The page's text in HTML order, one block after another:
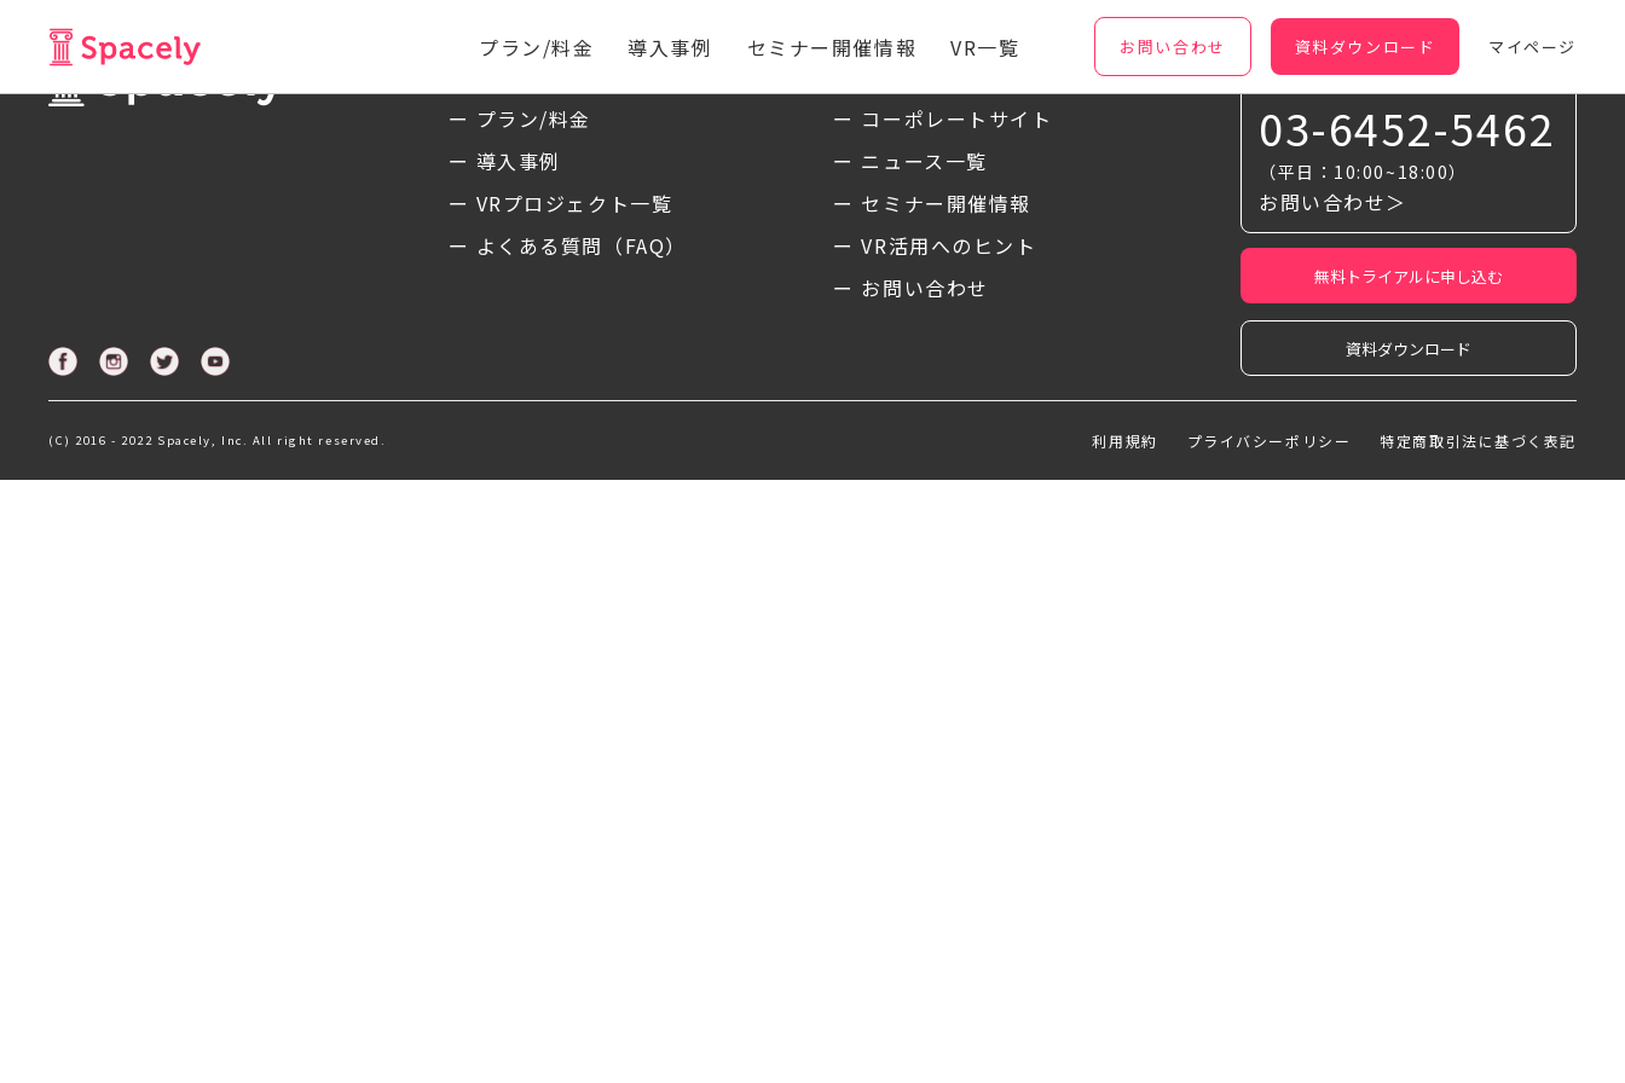
プラン/料金 導入事例 セミナー開催情報 VR一覧 お問い合わせ 資料ダウンロード マイページ
サービス
ー プラン/料金
ー 導入事例
ー VRプロジェクト一覧
ー よくある質問（FAQ）
私たちについて
ー コーポレートサイト
ー ニュース一覧
ー セミナー開催情報
ー VR活用へのヒント
ー お問い合わせ
お気軽に相談ください
03-6452-5462
（平日：10:00~18:00）
お問い合わせ＞
無料トライアルに申し込む
資料ダウンロード
(C) 2016 - 2022 Spacely, Inc. All right reserved. 特定商取引法に基づく表記
プライバシーポリシー
利用規約